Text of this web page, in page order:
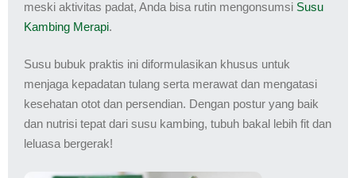
meski aktivitas padat, Anda bisa rutin mengonsumsi Susu
Kambing Merapi.
Susu bubuk praktis ini diformulasikan khusus untuk
menjaga kepadatan tulang serta merawat dan mengatasi
kesehatan otot dan persendian. Dengan postur yang baik
dan nutrisi tepat dari susu kambing, tubuh bakal lebih fit dan
leluasa bergerak!